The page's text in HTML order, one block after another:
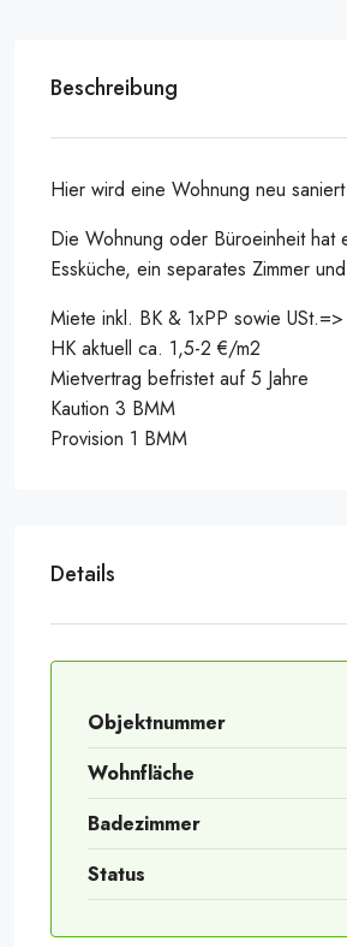
Beschreibung
Hier wird eine Wohnung neu
Die Wohnung oder Büroeinheit hat
Essküche, ein separates Zimmer
Miete inkl. BK & 1xPP sowie
HK aktuell ca. 1,5-2 €/m2
Mietvertrag befristet auf 5 Jahre
Kaution 3 BMM
Provision 1 BMM
Details
Objektnummer
Wohnfläche
Badezimmer
Status